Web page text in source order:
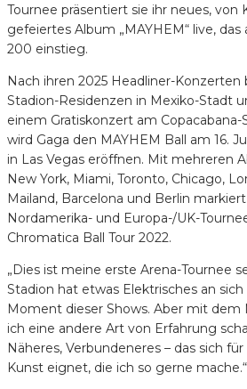
Tournee präsentiert sie ihr neues, von
gefeiertes Album „MAYHEM“ live, das
200 einstieg.
Nach ihren 2025 Headliner-Konzerten
Stadion-Residenzen in Mexiko-Stadt
einem Gratiskonzert am Copacabana-
wird Gaga den MAYHEM Ball am 16.
in Las Vegas eröffnen. Mit mehreren
New York, Miami, Toronto, Chicago,
Mailand, Barcelona und Berlin
Nordamerika- und Europa-/UK-
Chromatica Ball Tour 2022.
„Dies ist meine erste Arena-Tournee
Stadion hat etwas Elektrisches an
Moment dieser Shows. Aber mit dem
ich eine andere Art von Erfahrung
Näheres, Verbundeneres – das sich
Kunst eignet, die ich so gerne mache.“